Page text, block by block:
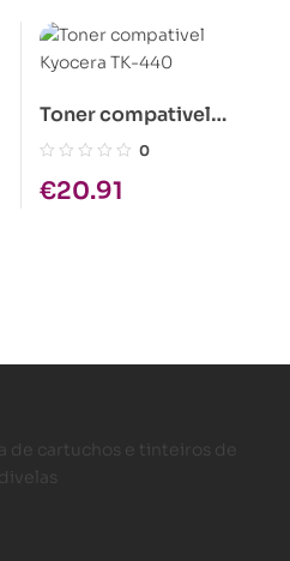
Toner compativel
Kyocera TK-440
0
€20.91